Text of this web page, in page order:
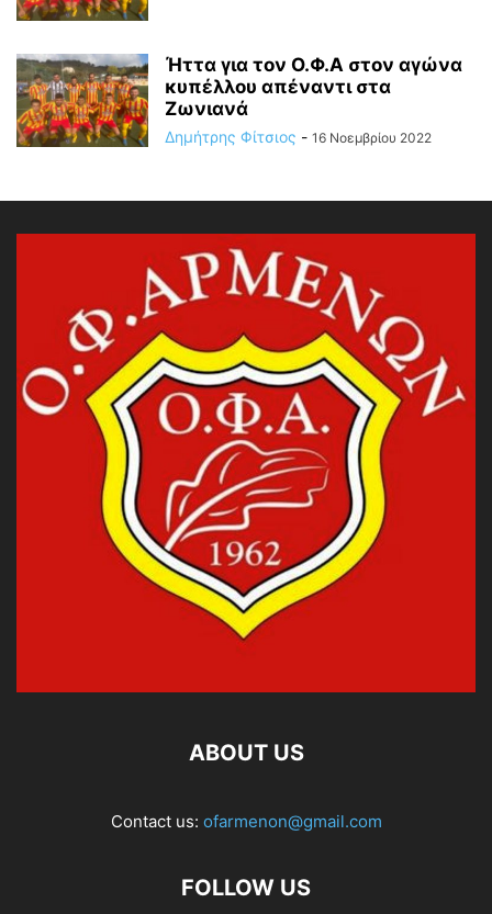
Ήττα για τον Ο.Φ.Α στον αγώνα
κυπέλλου απέναντι στα
Ζωνιανά
Δημήτρης Φίτσιος - 16 Νοεμβρίου 2022
ABOUT US
Contact us: ofarmenon@gmail.com
FOLLOW US